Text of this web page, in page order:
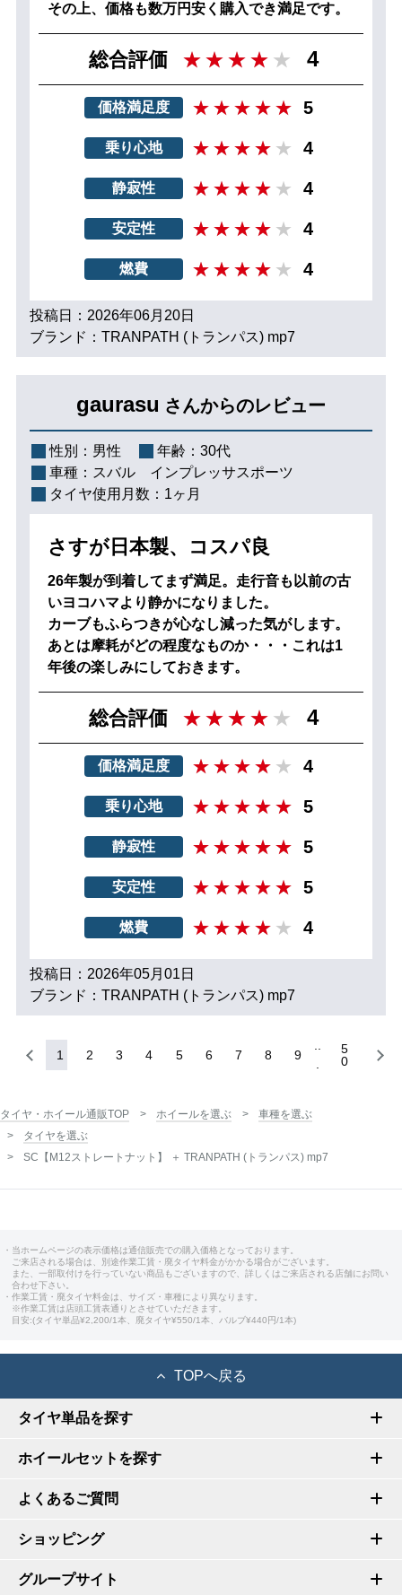
その上、価格も数万円安く購入でき満足です。
総合評価 4
価格満足度 5
乗り心地 4
静寂性 4
安定性 4
燃費 4
投稿日：2026年06月20日
ブランド：TRANPATH (トランパス) mp7
gaurasu さんからのレビュー
性別： 男性 年齢： 30代
車種： スバル インプレッサスポーツ
タイヤ使用月数： 1ヶ月
さすが日本製、コスパ良
26年製が到着してまず満足。走行音も以前の古
いヨコハマより静かになりました。
カーブもふらつきが心なし減った気がします。
あとは摩耗がどの程度なものか・・・これは1
年後の楽しみにしておきます。
総合評価 4
価格満足度 4
乗り心地 5
静寂性 5
安定性 5
燃費 4
投稿日：2026年05月01日
ブランド：TRANPATH (トランパス) mp7
1 2 3 4 5 6 7 8 9
5
0
タイヤ・ホイール通販TOP ホイールを選ぶ
車種を選ぶ
タイヤを選ぶ
SC【M12ストレートナット】 ＋ TRANPATH (トランパス) mp7
・当ホームページの表示価格は通信販売での購入価格となっております。
ご来店される場合は、別途作業工賃・廃タイヤ料金がかかる場合がございます。
また、一部取付けを行っていない商品もございますので、詳しくはご来店される店舗にお問い
合わせ下さい。
・作業工賃・廃タイヤ料金は、サイズ・車種により異なります。
※作業工賃は店頭工賃表通りとさせていただきます。
目安:(タイヤ単品¥2,200/1本、廃タイヤ¥550/1本、バルブ¥440円/1本)
TOPへ戻る
タイヤ単品を探す
ホイールセットを探す
よくあるご質問
ショッピング
グループサイト